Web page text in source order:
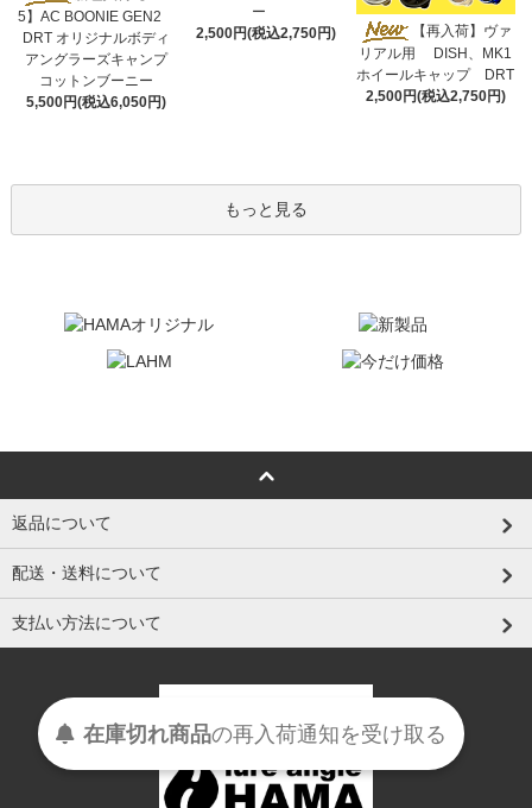
5】AC BOONIE GEN2
DRT オリジナルボディ
アングラーズキャンプ
コットンブーニー
5,500円(税込6,050円)
ー
2,500円(税込2,750円)
【再入荷】ヴァ
リアル用 DISH、MK1
ホイールキャップ DRT
2,500円(税込2,750円)
もっと見る
返品について
配送・送料について
支払い方法について
在庫切れ商品の再入荷通知を受け取る